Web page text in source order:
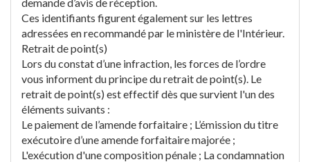
Ces identifiants figurent également sur les lettres
adressées en recommandé par le ministère de l'Intérieur.
Retrait de point(s)
Lors du constat d’une infraction, les forces de l’ordre
vous informent du principe du retrait de point(s). Le
retrait de point(s) est effectif dès que survient l'un des
éléments suivants :
Le paiement de l’amende forfaitaire ; L’émission du titre
exécutoire d’une amende forfaitaire majorée ;
L'exécution d'une composition pénale ; La condamnation